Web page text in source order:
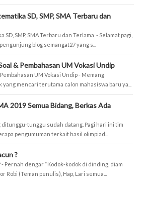
SD, SMP, SMA Terbaru dan
SD, SMP, SMA Terbaru dan Terlama - Selamat pagi,
blog semangat27 yang s...
& Pembahasan UM Vokasi Undip
UM Vokasi Undip - Memang
mencari terutama calon mahasiswa baru ya...
2019 Semua Bidang, Berkas Ada
ditunggu-tunggu sudah datang. Pagi hari ini tim
pengumuman terkait hasil olimpiad...
?
Pernah dengar “Kodok-kodok di dinding, diam
Robi (Teman penulis), Hap, Lari semua...